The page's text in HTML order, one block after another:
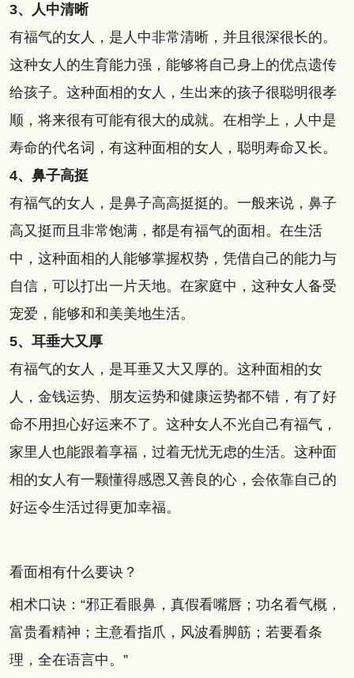
3、人中清晰
有福气的女人，是人中非常清晰，并且很深很长的。
这种女人的生育能力强，能够将自己身上的优点遗传
给孩子。这种面相的女人，生出来的孩子很聪明很孝
顺，将来很有可能有很大的成就。在相学上，人中是
寿命的代名词，有这种面相的女人，聪明寿命又长。
4、鼻子高挺
有福气的女人，是鼻子高高挺挺的。一般来说，鼻子
高又挺而且非常饱满，都是有福气的面相。在生活
中，这种面相的人能够掌握权势，凭借自己的能力与
自信，可以打出一片天地。在家庭中，这种女人备受
宠爱，能够和和美美地生活。
5、耳垂大又厚
有福气的女人，是耳垂又大又厚的。这种面相的女
人，金钱运势、朋友运势和健康运势都不错，有了好
命不用担心好运来不了。这种女人不光自己有福气，
家里人也能跟着享福，过着无忧无虑的生活。这种面
相的女人有一颗懂得感恩又善良的心，会依靠自己的
好运令生活过得更加幸福。
看面相有什么要诀？
相术口诀：“邪正看眼鼻，真假看嘴唇；功名看气概，
富贵看精神；主意看指爪，风波看脚筋；若要看条
理，全在语言中。”